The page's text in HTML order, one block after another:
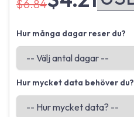
$6.84
Hur många dagar reser du?
Hur mycket data behöver du?